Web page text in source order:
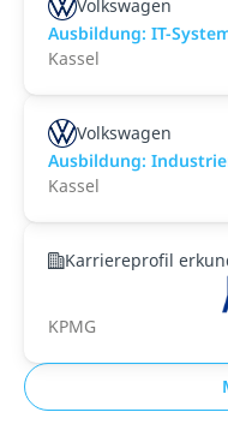
Volkswagen
Ausbildung: IT-
Kassel
Volkswagen
Ausbildung:
Kassel
Karriereprofil
KPMG